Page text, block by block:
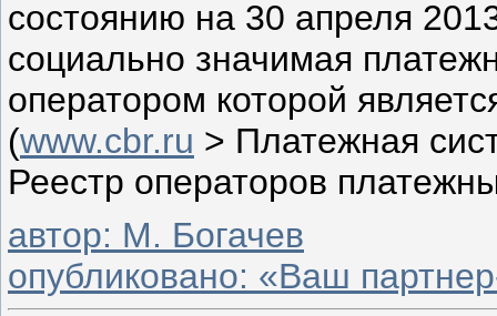
состоянию на 30 апреля
социально значимая
оператором которой
(www.cbr.ru > Платежная
Реестр операторов
автор: М. Богачев
опубликовано: «Ваш